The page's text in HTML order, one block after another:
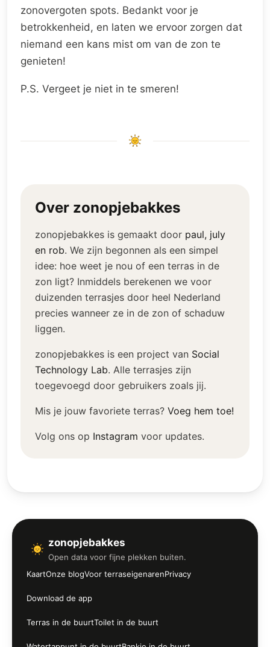
zonovergoten spots. Bedankt voor je
betrokkenheid, en laten we ervoor zorgen dat
niemand een kans mist om van de zon te
genieten!
P.S. Vergeet je niet in te smeren!
Over zonopjebakkes
zonopjebakkes is gemaakt door paul, july
en rob. We zijn begonnen als een simpel
idee: hoe weet je nou of een terras in de
zon ligt? Inmiddels berekenen we voor
duizenden terrasjes door heel Nederland
precies wanneer ze in de zon of schaduw
liggen.
zonopjebakkes is een project van Social
Technology Lab. Alle terrasjes zijn
toegevoegd door gebruikers zoals jij.
Mis je jouw favoriete terras? Voeg hem toe!
Volg ons op Instagram voor updates.
zonopjebakkes
Open data voor fijne plekken buiten.
KaartOnze blogVoor terraseigenarenPrivacy
Download de app
Terras in de buurtToilet in de buurt